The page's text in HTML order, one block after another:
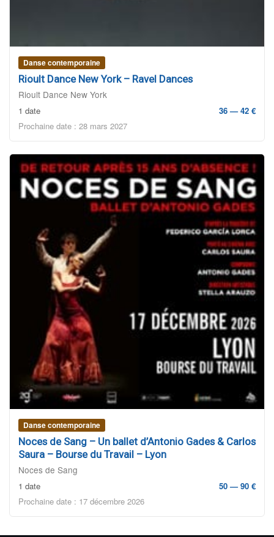
Danse contemporaine
Rioult Dance New York – Ravel Dances
Rioult Dance New York
1 date
36 — 42 €
Prochaine date : 28 mars 2027
Danse contemporaine
Noces de Sang – Un ballet d’Antonio Gades & Carlos
Saura – Bourse du Travail – Lyon
Noces de Sang
1 date
50 — 90 €
Prochaine date : 17 décembre 2026